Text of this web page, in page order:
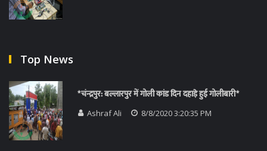
Top News
*चंन्द्रपुर: बल्लारपुर में गोली कांड दिन दहाड़े हुई गोलीबारी*
Ashraf Ali 8/8/2020 3:20:35 PM